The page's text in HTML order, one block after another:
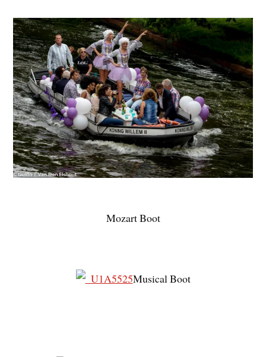
Mozart Boot
Musical Boot